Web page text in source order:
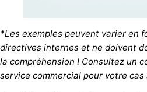
*Les exemples peuvent varier en
directives internes et ne doivent
la compréhension ! Consultez un
service commercial pour votre cas